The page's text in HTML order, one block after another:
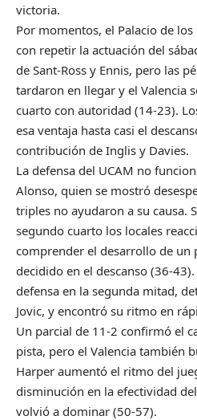
victoria.
Por momentos, el Palacio de
con repetir la actuación del
de Sant-Ross y Ennis, pero las
tardaron en llegar y el Valencia
cuarto con autoridad (14-23).
esa ventaja hasta casi el
contribución de Inglis y Davies.
La defensa del UCAM no
Alonso, quien se mostró
triples no ayudaron a su causa.
segundo cuarto los locales
comprender el desarrollo de un
decidido en el descanso (36-
defensa en la segunda mitad,
Jovic, y encontró su ritmo en
Un parcial de 11-2 confirmó el
pista, pero el Valencia también
Harper aumentó el ritmo del
disminución en la efectividad
volvió a dominar (50-57).